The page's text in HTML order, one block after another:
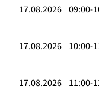
17.08.2026 09:00-
17.08.2026 10:00-
17.08.2026 11:00-